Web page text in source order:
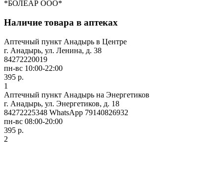
*БОЛЕАР ООО*
Наличие товара в аптеках
Аптечный пункт Анадырь в Центре
г. Анадырь, ул. Ленина, д. 38
84272220019
пн-вс 10:00-22:00
395 р.
1
Аптечный пункт Анадырь на Энергетиков
г. Анадырь, ул. Энергетиков, д. 18
84272225348 WhatsApp 79140826932
пн-вс 08:00-20:00
395 р.
2